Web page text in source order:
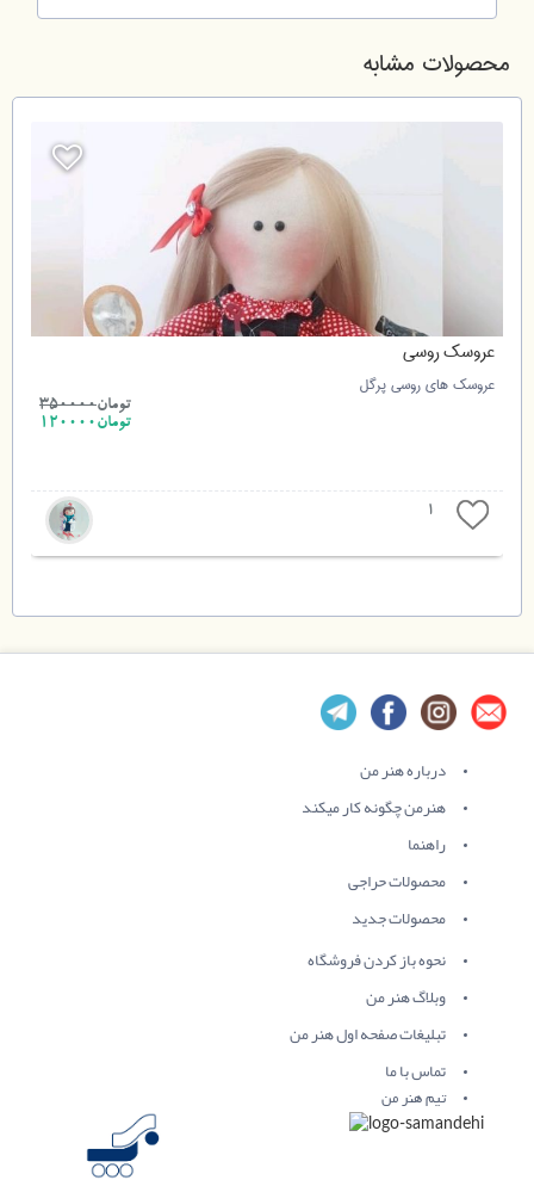
محصولات مشابه
عروسک روسی
عروسک های روسی پرگل
تومان350000
تومان120000
1
درباره هنر من
هنرمن چگونه کار میکند
راهنما
محصولات حراجی
محصولات جدید
نحوه باز کردن فروشگاه
وبلاگ هنر من
تبلیغات صفحه اول هنر من
تماس با ما
تیم هنر من